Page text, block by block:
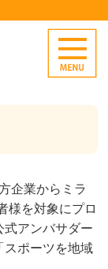
企業からミラ
様を対象にプロ
式アンバサダー
スポーツを地域